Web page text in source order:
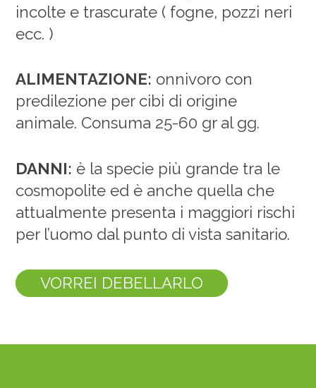
incolte e trascurate ( fogne, pozzi neri
ecc. )
ALIMENTAZIONE: onnivoro con
predilezione per cibi di origine
animale. Consuma 25-60 gr al gg.
DANNI: è la specie più grande tra le
cosmopolite ed è anche quella che
attualmente presenta i maggiori rischi
per l’uomo dal punto di vista sanitario.
VORREI DEBELLARLO